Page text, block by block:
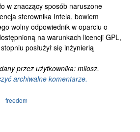
w znaczący sposób naruszone
sterownika Intela, bowiem
wolny odpowiednik w oparciu o
na warunkach licencji GPL,
posłużył się inżynierią
przez użytkownika: milosz.
archiwalne komentarze.
freedom